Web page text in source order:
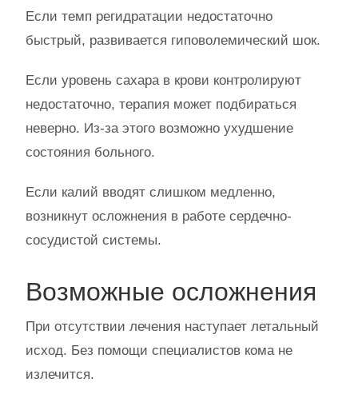
Если темп регидратации недостаточно
быстрый, развивается гиповолемический шок.
Если уровень сахара в крови контролируют
недостаточно, терапия может подбираться
неверно. Из-за этого возможно ухудшение
состояния больного.
Если калий вводят слишком медленно,
возникнут осложнения в работе сердечно-
сосудистой системы.
Возможные осложнения
При отсутствии лечения наступает летальный
исход. Без помощи специалистов кома не
излечится.